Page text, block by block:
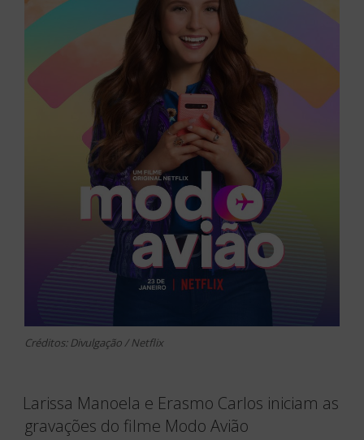
Créditos: Divulgação / Netflix
Larissa Manoela e Erasmo Carlos iniciam as
gravações do filme Modo Avião